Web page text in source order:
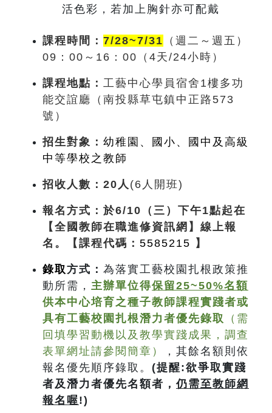
活色彩，若加上胸針亦可配戴
課程時間： 7/28~7/31 （週 二～週五 ）
09 ：00 ～ 16 ：00 （4天/24小時）
課程地點： 工藝中心學員宿舍1樓多功
能交誼廳（南投縣草屯鎮中正路573
號）
招生對象： 幼稚園、國小、國中及高級
中等學校之教師
招收人數：20人 (6人開班)
報名方式 ：於6/10（三）下午1點起在
【全國教師在職進修資訊網】 線上報
名。【課程代碼： 5585215 】
錄取方式 ： 為落實工藝校園扎根政策推
動所需， 主辦單位得保留25~50%名額
供本中心培育之種子教師課程實踐者或
具有工藝校園扎根潛力者優先錄取
（需
回填學習動機以及教學實踐成果，調查
表單網址請參閱簡章）
，其餘名額則依
報名優先順序錄取。 (提醒:欲爭取實踐
者及潛力者優先名額者， 仍需至教師網
報名喔!)